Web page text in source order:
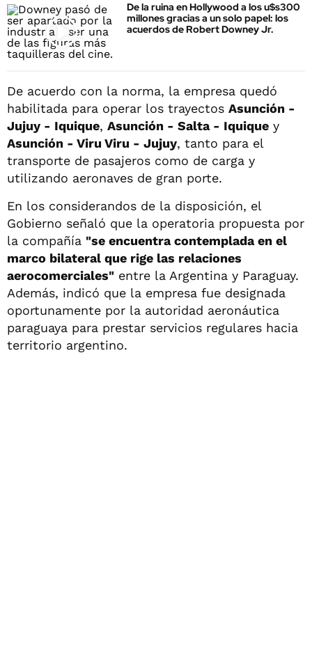
De la ruina en Hollywood a los u$s300
millones gracias a un solo papel: los
acuerdos de Robert Downey Jr.
De acuerdo con la norma, la empresa quedó
habilitada para operar los trayectos Asunción -
Jujuy - Iquique, Asunción - Salta - Iquique y
Asunción - Viru Viru - Jujuy, tanto para el
transporte de pasajeros como de carga y
utilizando aeronaves de gran porte.
En los considerandos de la disposición, el
Gobierno señaló que la operatoria propuesta por
la compañía "se encuentra contemplada en el
marco bilateral que rige las relaciones
aerocomerciales" entre la Argentina y Paraguay.
Además, indicó que la empresa fue designada
oportunamente por la autoridad aeronáutica
paraguaya para prestar servicios regulares hacia
territorio argentino.